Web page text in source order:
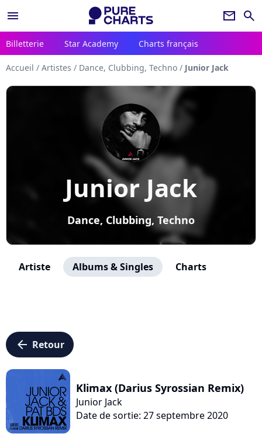
menu newsletter search
Billetterie Star Academy Charts français
Accueil / Artistes / Dance, Clubbing, Techno / Junior Jack
Junior Jack
Dance, Clubbing, Techno
Artiste Albums & Singles Charts
arrow_left Retour
Klimax (Darius Syrossian Remix)
Junior Jack
Date de sortie: 27 septembre 2020